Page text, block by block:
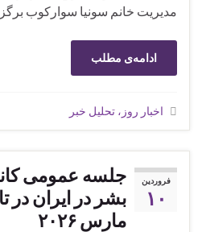
مدیریت خانم سونیا سوارکوب
ادامه‌ی مطلب
اخبار روز، تحلیل خبر
فروردین
۱۰
جلسه عمومی
مارس ۲۰۲۶